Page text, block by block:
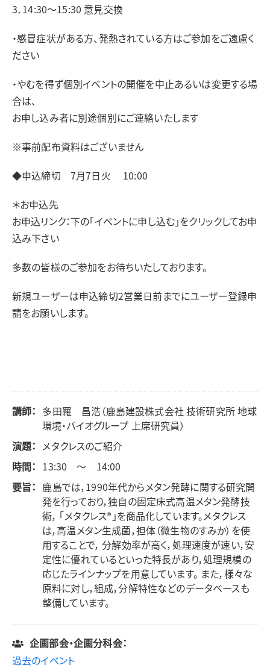
3．14:30～15:30 意見交換
・感冒症状がある方、発熱されている方はご参加をご遠慮く
ださい
・やむを得ず個別イベントの開催を中止あるいは変更する場
合は、
お申し込み者に別途個別にご連絡いたします
※事前配布資料はございません
◆申込締切 7月7日火 10:00
＊お申込先
お申込リンク：下の「イベントに申し込む」をクリックしてお申
込み下さい
多数の皆様のご参加をお待ちいたしております。
新規ユーザーは申込締切2営業日前までにユーザー登録申
請をお願いします。
講師： 多田羅 昌浩（鹿島建設株式会社 技術研究所 地球
環境・バイオグループ 上席研究員）
演題： メタクレスのご紹介
時間： 13:30 ～ 14:00
要旨： 鹿島では，1990年代からメタン発酵に関する研究開
発を行っており，独自の固定床式高温メタン発酵技
術， 「メタクレス®」を商品化しています。メタクレス
は，高温メタン生成菌，担体（微生物のすみか）を使
用することで， 分解効率が高く，処理速度が速い，安
定性に優れているといった特長があり，処理規模の
応じたラインナップを用意しています。 また，様々な
原料に対し，組成，分解特性などのデータベースも
整備しています。
企画部会・企画分科会：
過去のイベント